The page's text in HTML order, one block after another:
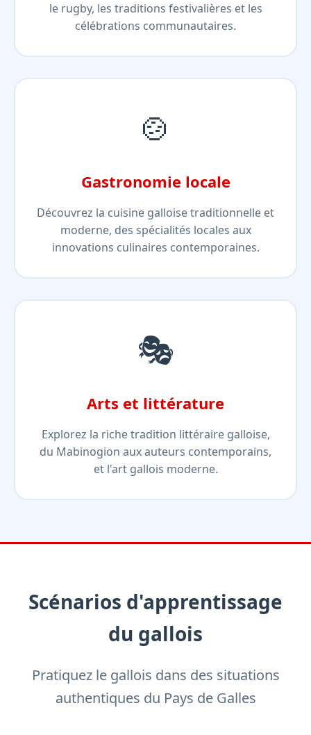
le rugby, les traditions festivalières et les
célébrations communautaires.
🍲
Gastronomie locale
Découvrez la cuisine galloise traditionnelle et
moderne, des spécialités locales aux
innovations culinaires contemporaines.
🎭
Arts et littérature
Explorez la riche tradition littéraire galloise,
du Mabinogion aux auteurs contemporains,
et l'art gallois moderne.
Scénarios d'apprentissage
du gallois
Pratiquez le gallois dans des situations
authentiques du Pays de Galles